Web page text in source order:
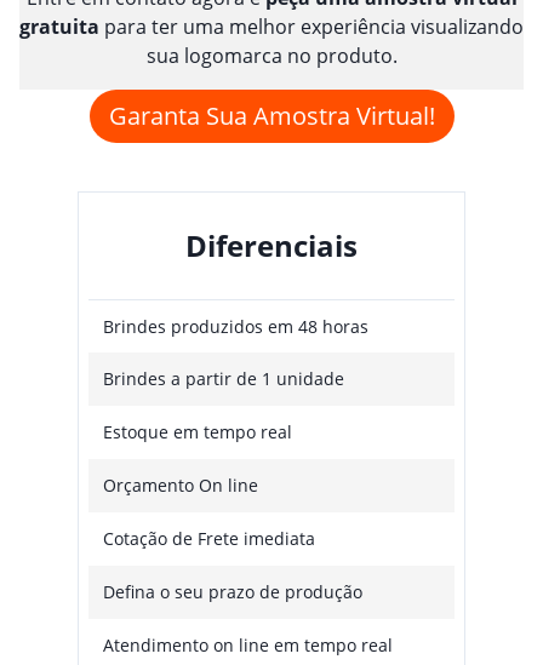
gratuita para ter uma melhor experiência visualizando
sua logomarca no produto.
Garanta Sua Amostra Virtual!
Diferenciais
Brindes produzidos em 48 horas
Brindes a partir de 1 unidade
Estoque em tempo real
Orçamento On line
Cotação de Frete imediata
Defina o seu prazo de produção
Atendimento on line em tempo real